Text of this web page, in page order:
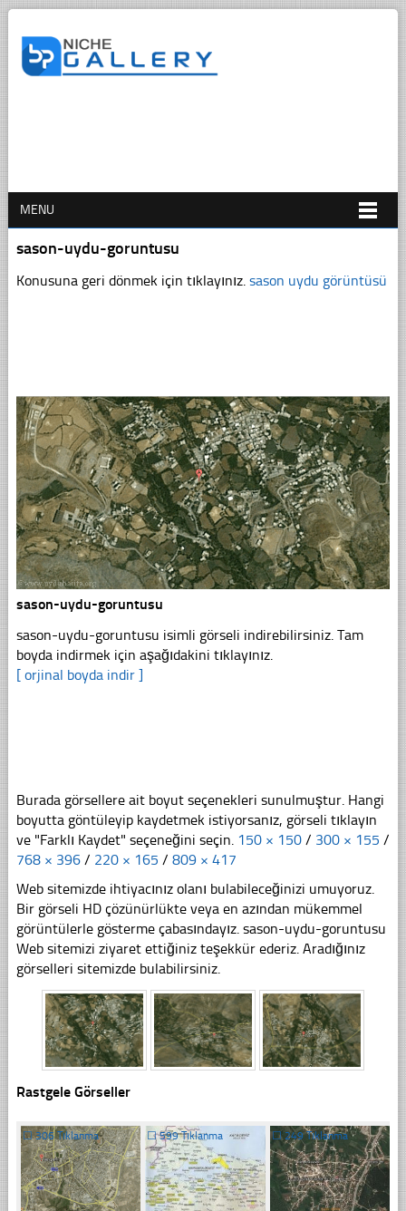
MENU
sason-uydu-goruntusu
Konusuna geri dönmek için tıklayınız. sason uydu görüntüsü
sason-uydu-goruntusu
sason-uydu-goruntusu isimli görseli indirebilirsiniz. Tam
boyda indirmek için aşağıdakini tıklayınız.
[ orjinal boyda indir ]
Burada görsellere ait boyut seçenekleri sunulmuştur. Hangi
boyutta göntüleyip kaydetmek istiyorsanız, görseli tıklayın
ve "Farklı Kaydet" seçeneğini seçin. 150 × 150 / 300 × 155 /
768 × 396 / 220 × 165 / 809 × 417
Web sitemizde ihtiyacınız olanı bulabileceğinizi umuyoruz.
Bir görseli HD çözünürlükte veya en azından mükemmel
görüntülerle gösterme çabasındayız. sason-uydu-goruntusu
Web sitemizi ziyaret ettiğiniz teşekkür ederiz. Aradığınız
görselleri sitemizde bulabilirsiniz.
Rastgele Görseller
☐306 Tıklanma ☐599 Tıklanma ☐ 249 Tıklanma